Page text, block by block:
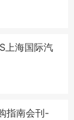
上海国际汽
指南会刊-